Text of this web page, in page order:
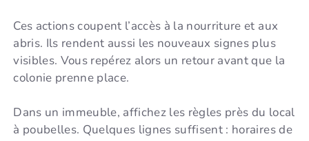
Ces actions coupent l’accès à la nourriture et aux
abris. Ils rendent aussi les nouveaux signes plus
visibles. Vous repérez alors un retour avant que la
colonie prenne place.
Dans un immeuble, affichez les règles près du local
à poubelles. Quelques lignes suffisent : horaires de